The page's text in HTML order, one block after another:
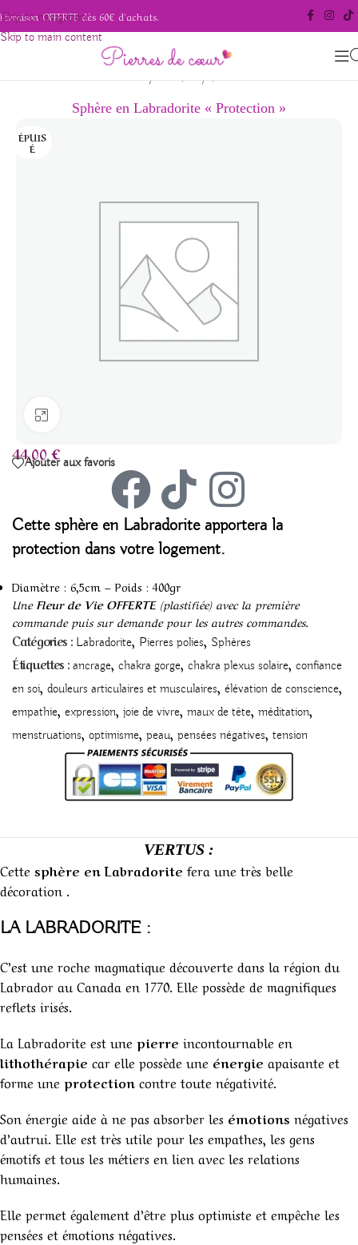
Skip to navigation
Skip to main content
Livraison OFFERTE dès 60€ d'achats.
Accueil/Pierres polies/Sphères
Sphère en Labradorite « Protection »
ÉPUIS
É
44,00€
Ajouter aux favoris
Cette sphère en Labradoriteapportera la
protection dans votre logement.
Diamètre : 6,5cm – Poids : 400gr
Une Fleur de Vie OFFERTE(plastifiée) avec la première
commande puis sur demande pour les autres commandes.
Catégories : Labradorite, Pierres polies, Sphères
Étiquettes : ancrage, chakra gorge, chakra plexus solaire, confiance
en soi, douleurs articulaires et musculaires, élévation de conscience,
empathie, expression, joie de vivre, maux de tête, méditation,
menstruations, optimisme, peau, pensées négatives, tension
VERTUS :
Cette sphère en Labradoritefera une très belle
décoration .
LA LABRADORITE :
C’est une roche magmatique découverte dans la région du
Labrador au Canada en 1770. Elle possède de magnifiques
reflets irisés.
La Labradorite est une pierre incontournable en
lithothérapie car elle possède une énergie apaisante et
forme une protection contre toute négativité.
Son énergie aide à ne pas absorber les émotions négatives
d’autrui. Elle est très utile pour les empathes, les gens
émotifs et tous les métiers en lien avec les relations
humaines.
Elle permet également d’être plus optimiste et empêche les
pensées et émotions négatives.